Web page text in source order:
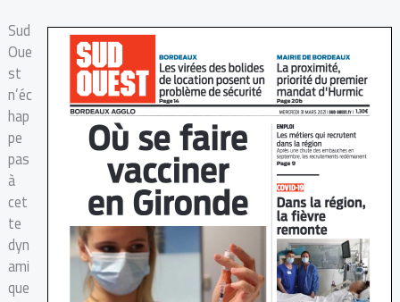
Sud
Oue
st
n’éc
hap
pe
pas
à
cet
te
dyn
ami
que